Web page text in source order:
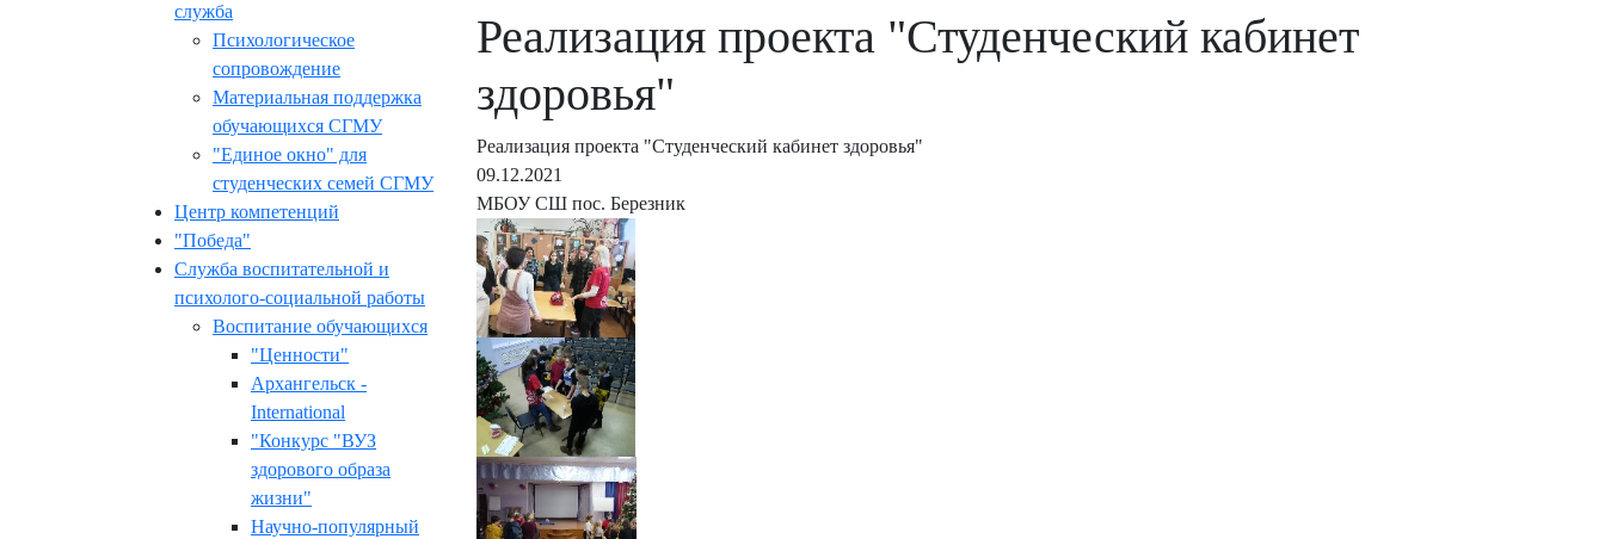
служба
Психологическое
сопровождение
Материальная поддержка
обучающихся СГМУ
"Единое окно" для
студенческих семей СГМУ
Центр компетенций
"Победа"
Служба воспитательной и
психолого-социальной работы
Воспитание обучающихся
"Ценности"
Архангельск -
International
"Конкурс "ВУЗ
здорового образа
жизни"
Научно-популярный
Реализация проекта "Студенческий кабинет
здоровья"
Реализация проекта "Студенческий кабинет здоровья"
09.12.2021
МБОУ СШ пос. Березник